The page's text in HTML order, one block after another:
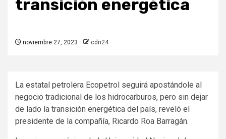
transición energética
noviembre 27, 2023 cdn24
La estatal petrolera Ecopetrol seguirá apostándole al
negocio tradicional de los hidrocarburos, pero sin dejar
de lado la transición energética del país, reveló el
presidente de la compañía, Ricardo Roa Barragán.